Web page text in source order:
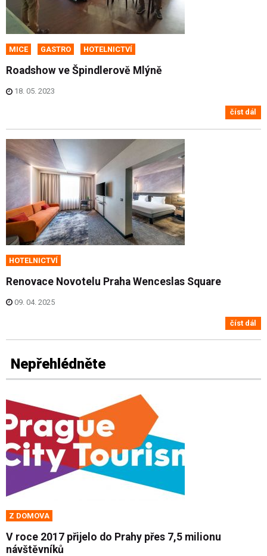
MICE GASTRO HOTELNICTVÍ
Roadshow ve Špindlerově Mlýně
18. 05. 2023
číst dál
HOTELNICTVÍ
Renovace Novotelu Praha Wenceslas Square
09. 04. 2025
číst dál
Nepřehlédněte
Z DOMOVA
V roce 2017 přijelo do Prahy přes 7,5 milionu
návštěvníků